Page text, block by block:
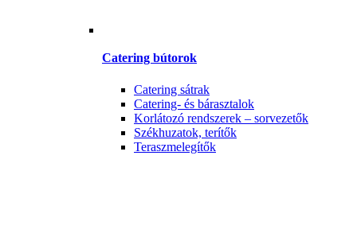
Catering bútorok
Catering sátrak
Catering- és bárasztalok
Korlátozó rendszerek – sorvezetők
Székhuzatok, terítők
Teraszmelegítők